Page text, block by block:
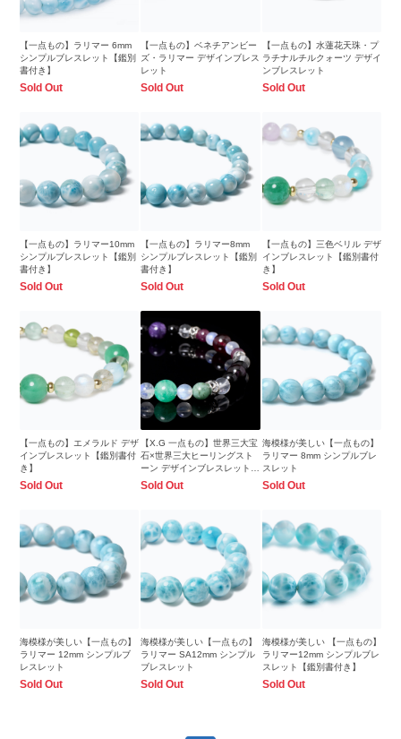
【一点もの】ラリマー 6mm
シンプルブレスレット【鑑別
書付き】
Sold Out
【一点もの】ベネチアンビー
ズ・ラリマー デザインブレス
レット
Sold Out
【一点もの】水蓮花天珠・プ
ラチナルチルクォーツ デザイ
ンブレスレット
Sold Out
【一点もの】ラリマー10mm
シンプルブレスレット【鑑別
書付き】
Sold Out
【一点もの】ラリマー8mm
シンプルブレスレット【鑑別
書付き】
Sold Out
【一点もの】三色ベリル デザ
インブレスレット【鑑別書付
き】
Sold Out
【一点もの】エメラルド デザ
インブレスレット【鑑別書付
き】
Sold Out
【X.G 一点もの】世界三大宝
石×世界三大ヒーリングスト
ーン デザインブレスレット
【鑑別書付き】
Sold Out
海模様が美しい【一点もの】
ラリマー 8mm シンプルブレ
スレット
Sold Out
海模様が美しい【一点もの】
ラリマー 12mm シンプルブ
レスレット
Sold Out
海模様が美しい【一点もの】
ラリマー SA12mm シンプル
ブレスレット
Sold Out
海模様が美しい 【一点もの】
ラリマー12mm シンプルブレ
スレット【鑑別書付き】
Sold Out